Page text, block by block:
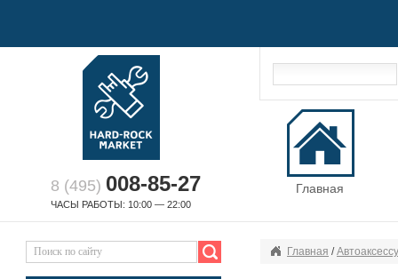
8 (495) 008-85-27
ЧАСЫ РАБОТЫ: 10:00 — 22:00
Главная
Главная /